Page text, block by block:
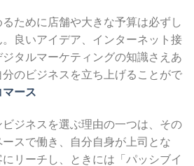
ために店舗や大きな予算は必ずし
良いアイデア、インターネット接
タルマーケティングの知識さえあ
のビジネスを立ち上げることがで
ース
ジネスを選ぶ理由の一つは、その
スで働き、自分自身が上司とな
リーチし、ときには「パッシブイ